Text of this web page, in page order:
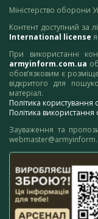
Міністерство оборони
Контент доступний за
International license
При використанні
armyinform.com.ua
обов’язковим є
відкритого для
матеріал.
Політика
Політика використання
Зауваження та